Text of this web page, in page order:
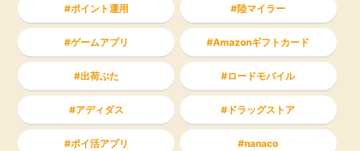
ポイント運用 陸マイラー
ゲームアプリ Amazonギフトカード
出荷ぶた ロードモバイル
アディダス ドラッグストア
ポイ活アプリ nanaco